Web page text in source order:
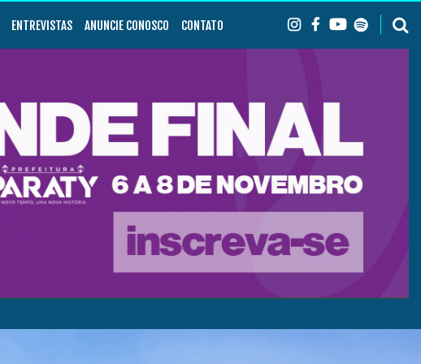
ENTREVISTAS ANUNCIE CONOSCO CONTATO